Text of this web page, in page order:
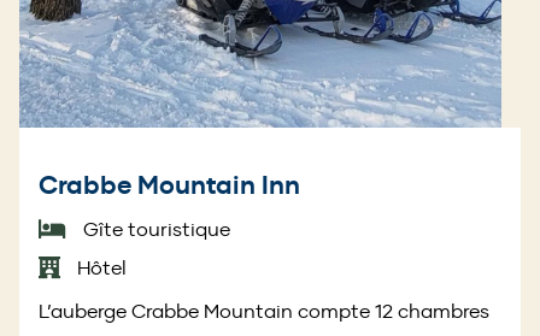
Crabbe Mountain Inn
Gîte touristique
Hôtel
L’auberge Crabbe Mountain compte 12 chambres